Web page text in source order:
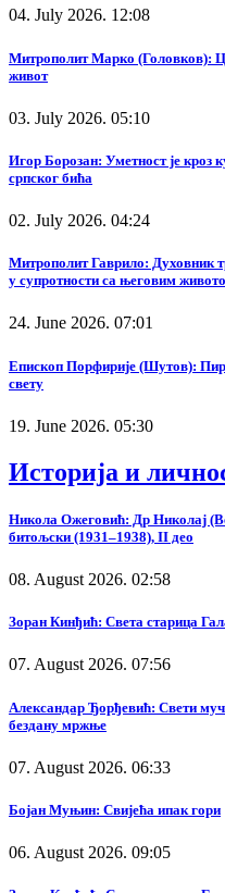
04. July 2026. 12:08
Митрополит Марко (Головков):
живот
03. July 2026. 05:10
Игор Борозан: Уметност је кроз
српског бића
02. July 2026. 04:24
Митрополит Гаврило: Духовник
у супротности са његовим
24. June 2026. 07:01
Епископ Порфирије (Шутов):
свету
19. June 2026. 05:30
Историја и
Никола Ожеговић: Др Николај
битољски (1931–1938), II део
08. August 2026. 02:58
Зоран Кинђић: Света старица
07. August 2026. 07:56
Александар Ђорђевић: Свети
бездану мржње
07. August 2026. 06:33
Бојан Муњин: Свијећа ипак гори
06. August 2026. 09:05